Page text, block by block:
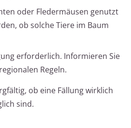
oder Fledermäusen genutzt
ob solche Tiere im Baum
erforderlich. Informieren Sie
Regeln.
ob eine Fällung wirklich
sind.